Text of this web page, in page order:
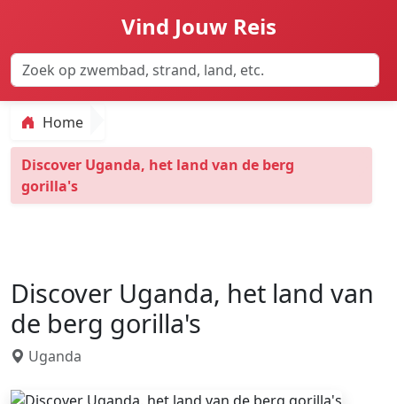
Vind Jouw Reis
Home
Discover Uganda, het land van de berg
gorilla's
Discover Uganda, het land van
de berg gorilla's
Uganda